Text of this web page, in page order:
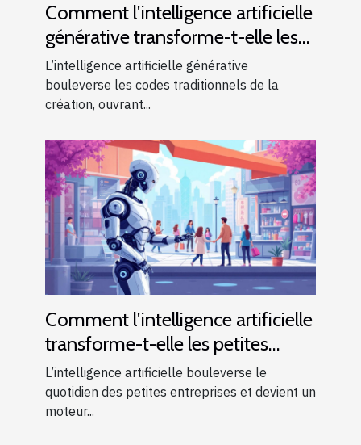
Comment l'intelligence artificielle
générative transforme-t-elle les
industries créatives ?
L’intelligence artificielle générative
bouleverse les codes traditionnels de la
création, ouvrant...
Comment l'intelligence artificielle
transforme-t-elle les petites
entreprises ?
L’intelligence artificielle bouleverse le
quotidien des petites entreprises et devient un
moteur...